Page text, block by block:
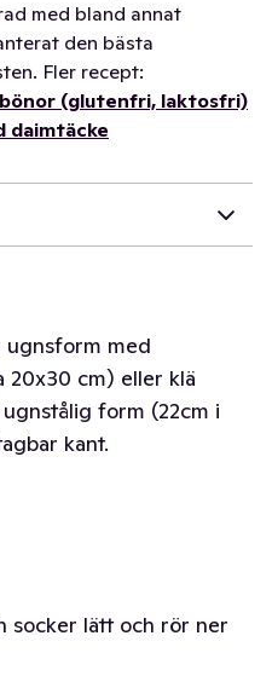
med bland annat
den bästa
Fler recept:
(glutenfri, laktosfri)
daimtäcke
ugnsform med
20x30 cm) eller klä
form (22cm i
kant.
socker lätt och rör ner